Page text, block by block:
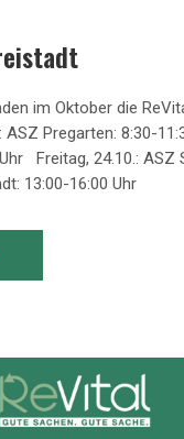
im Oktober die
Pregarten: 8:30-
Freitag, 24.10.: ASZ
13:00-16:00 Uhr